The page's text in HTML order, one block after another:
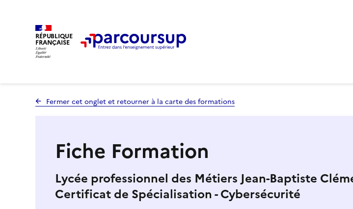
RÉPUBLIQUE
FRANÇAISE
Fermer cet onglet et retourner à la carte des formations
Fiche Formation
Lycée professionnel des Métiers Jean-Baptiste
Certificat de Spécialisation - Cybersécurité